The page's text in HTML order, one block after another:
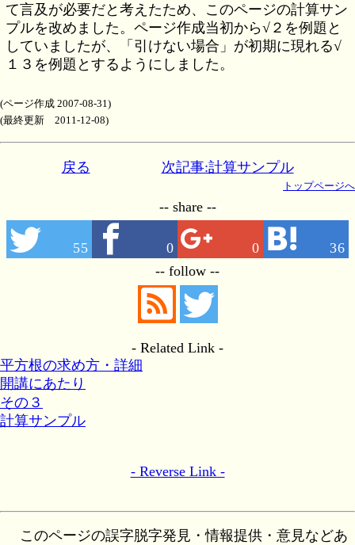
て言及が必要だと考えたため、このページの計算サン
プルを改めました。ページ作成当初から√２を例題と
していましたが、「引けない場合」が初期に現れる√
１３を例題とするようにしました。
(ページ作成 2007-08-31)
(最終更新 2011-12-08)
戻る 次記事:計算サンプル
トップページへ
-- share --
55 0 0 36
-- follow --
- Related Link -
平方根の求め方・詳細
開講にあたり
その３
計算サンプル
- Reverse Link -
このページの誤字脱字発見・情報提供・意見などあ